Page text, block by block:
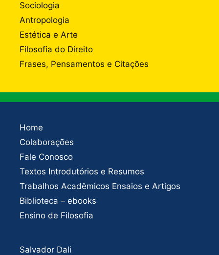
Sociologia
Antropologia
Estética e Arte
Filosofia do Direito
Frases, Pensamentos e Citações
Home
Colaborações
Fale Conosco
Textos Introdutórios e Resumos
Trabalhos Acadêmicos Ensaios e Artigos
Biblioteca – ebooks
Ensino de Filosofia
Salvador Dali